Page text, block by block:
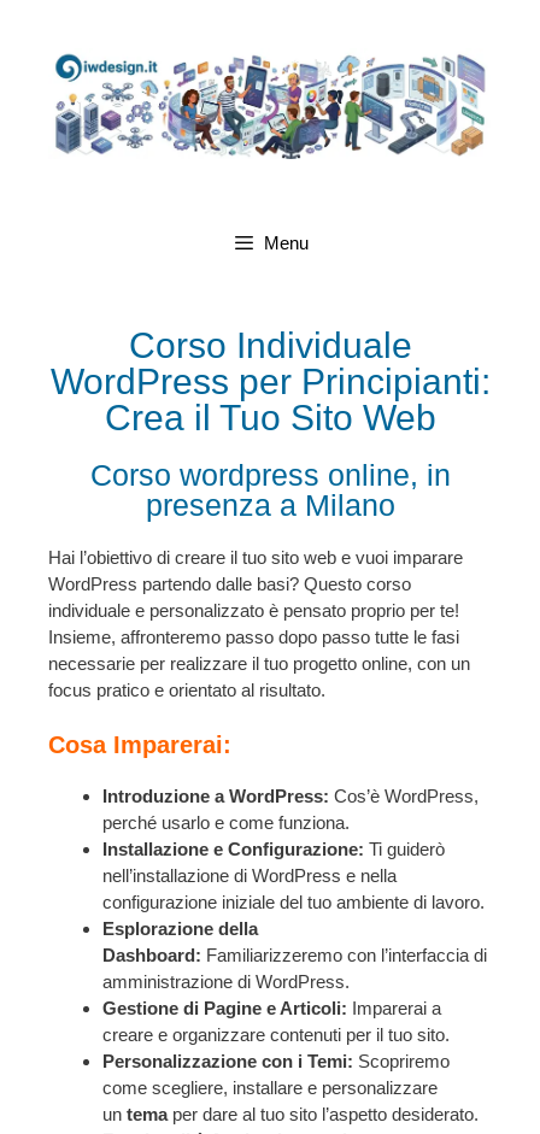
Menu
Corso Individuale
WordPress per Principianti:
Crea il Tuo Sito Web
Corso wordpress online, in
presenza a Milano
Hai l’obiettivo di creare il tuo sito web e vuoi imparare
WordPress partendo dalle basi? Questo corso
individuale e personalizzato è pensato proprio per te!
Insieme, affronteremo passo dopo passo tutte le fasi
necessarie per realizzare il tuo progetto online, con un
focus pratico e orientato al risultato.
Cosa Imparerai:
Introduzione a WordPress: Cos’è WordPress,
perché usarlo e come funziona.
Installazione e Configurazione: Ti guiderò
nell’installazione di WordPress e nella
configurazione iniziale del tuo ambiente di lavoro.
Esplorazione della
Dashboard: Familiarizzeremo con l’interfaccia di
amministrazione di WordPress.
Gestione di Pagine e Articoli: Imparerai a
creare e organizzare contenuti per il tuo sito.
Personalizzazione con i Temi: Scopriremo
come scegliere, installare e personalizzare
un temaper dare al tuo sito l’aspetto desiderato.